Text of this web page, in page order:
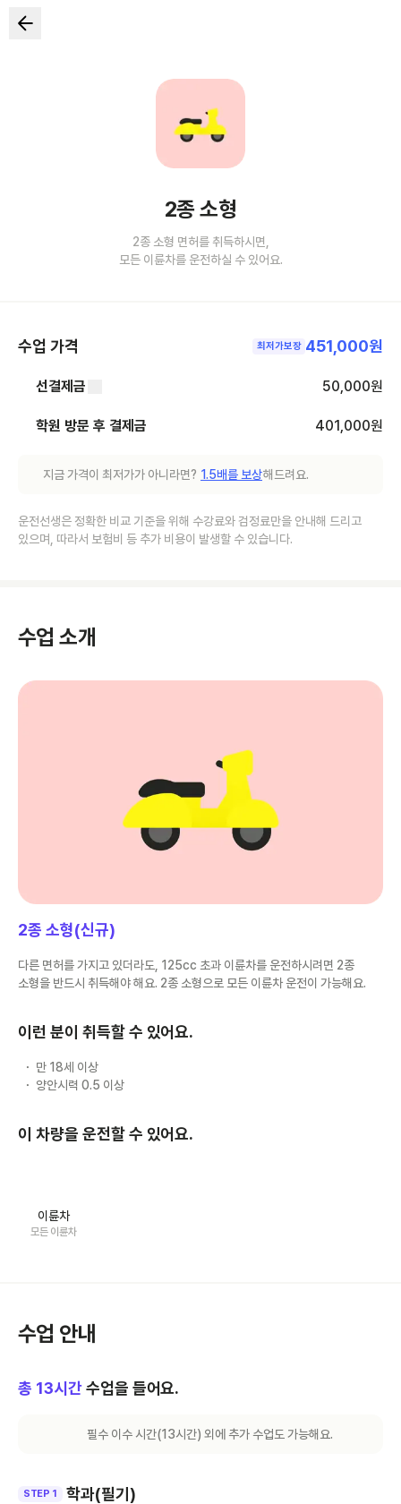
2종 소형
2종 소형 면허를 취득하시면,
모든 이륜차를 운전하실 수 있어요.
수업 가격 최저가보장 451,000원
선결제금 50,000원
학원 방문 후 결제금 401,000원
지금 가격이 최저가가 아니라면? 1.5배를 보상해드려요.
운전선생은 정확한 비교 기준을 위해 수강료와 검정료만을 안내해 드리고
있으며, 따라서 보험비 등 추가 비용이 발생할 수 있습니다.
수업 소개
2종 소형(신규)
다른 면허를 가지고 있더라도, 125cc 초과 이륜차를 운전하시려면 2종
소형을 반드시 취득해야 해요. 2종 소형으로 모든 이륜차 운전이 가능해요.
이런 분이 취득할 수 있어요.
만 18세 이상
양안시력 0.5 이상
이 차량을 운전할 수 있어요.
이륜차
모든 이륜차
수업 안내
총 13시간 수업을 들어요.
필수 이수 시간(13시간) 외에 추가 수업도 가능해요.
STEP 1 학과(필기)